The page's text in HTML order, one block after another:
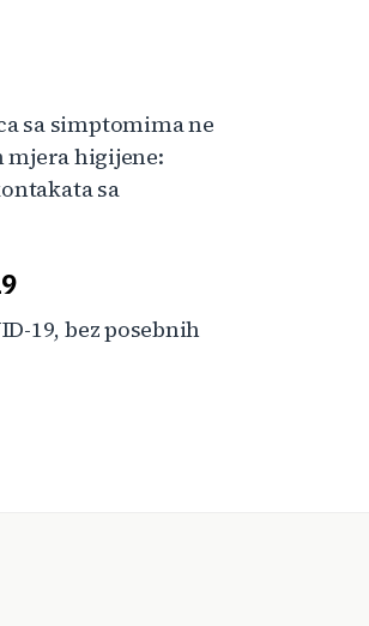
sa simptomima ne
mjera higijene:
sa
19, bez posebnih